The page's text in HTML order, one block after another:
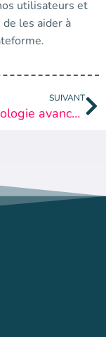
utilisateurs et
les aider à
SUIVANT
La docimologie avancée sur THEIA !